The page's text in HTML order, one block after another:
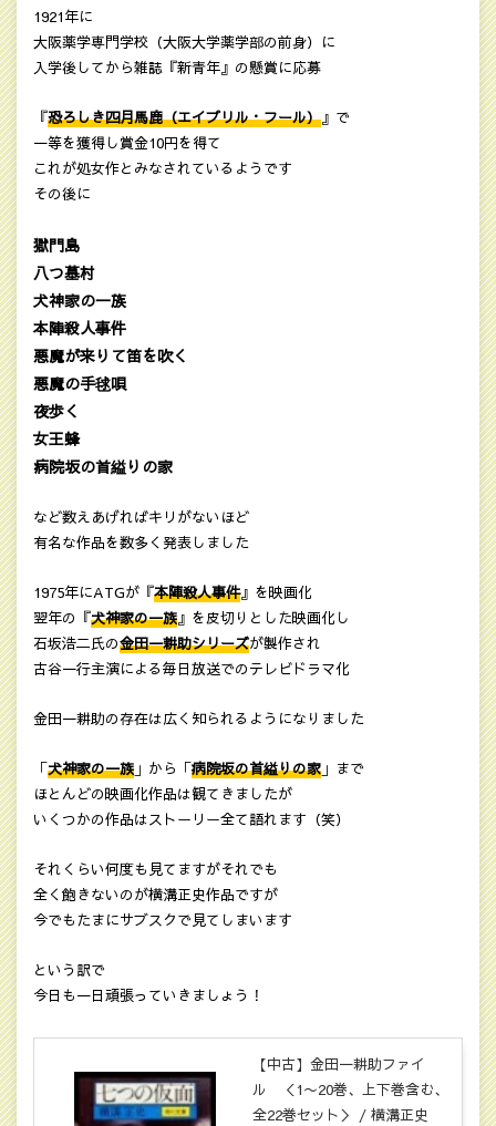
1921年に
大阪薬学専門学校（大阪大学薬学部の前身）に
入学後してから雑誌『新青年』の懸賞に応募
『恐ろしき四月馬鹿（エイプリル・フール） 』で
一等を獲得し賞金10円を得て
これが処女作とみなされているようです
その後に
獄門島
八つ墓村
犬神家の一族
本陣殺人事件
悪魔が来りて笛を吹く
悪魔の手毬唄
夜歩く
女王蜂
病院坂の首縊りの家
など数えあげればキリがないほど
有名な作品を数多く発表しました
1975年にATGが『本陣殺人事件』を映画化
翌年の『犬神家の一族 』を皮切りとした映画化し
石坂浩二氏の金田一耕助シリーズが製作され
古谷一行主演による毎日放送でのテレビドラマ化
金田一耕助の存在は広く知られるようになりました
「犬神家の一族 」から「病院坂の首縊りの家 」まで
ほとんどの映画化作品は観てきましたが
いくつかの作品はストーリー全て語れます（笑）
それくらい何度も見てますがそれでも
全く飽きないのが横溝正史作品ですが
今でもたまにサブスクで見てしまいます
という訳で
今日も一日頑張っていきましょう！
【中古】金田一耕助ファイ
ル ＜1〜20巻、上下巻含む、
全22巻セット＞ / 横溝正史